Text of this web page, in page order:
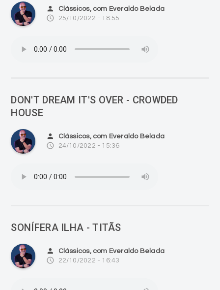
person Clássicos, com Everaldo Belada
access_time 25/10/2022 - 18:55
DON'T DREAM IT'S OVER - CROWDED
HOUSE
person Clássicos, com Everaldo Belada
access_time 24/10/2022 - 15:36
SONÍFERA ILHA - TITÃS
person Clássicos, com Everaldo Belada
access_time 22/10/2022 - 16:43